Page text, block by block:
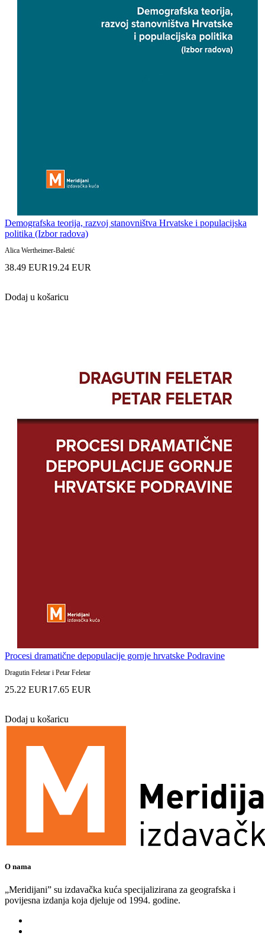
Demografska teorija, razvoj stanovništva Hrvatske i populacijska
politika (Izbor radova)
Alica Wertheimer-Baletić
38.49 EUR19.24 EUR
Dodaj u košaricu
Procesi dramatične depopulacije gornje hrvatske Podravine
Dragutin Feletar i Petar Feletar
25.22 EUR17.65 EUR
Dodaj u košaricu
O nama
„Meridijani” su izdavačka kuća specijalizirana za geografska i
povijesna izdanja koja djeluje od 1994. godine.